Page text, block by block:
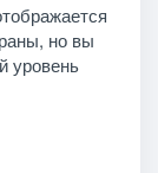
но вы
уровень